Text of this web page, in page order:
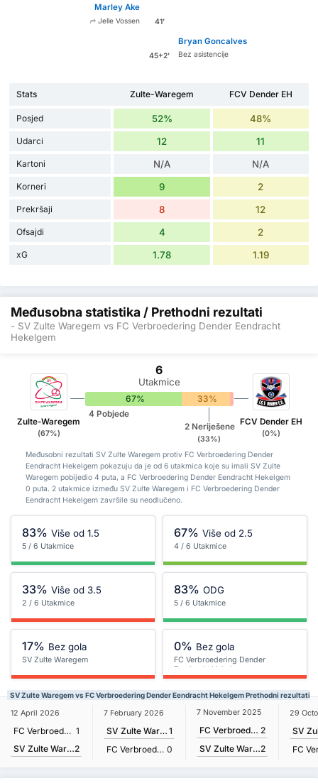
Marley Ake
Jelle Vossen 41'
45+2'
Bryan Goncalves
Bez asistencije
Stats Zulte-Waregem FCV Dender EH
Posjed 52% 48%
Udarci 12 11
Kartoni N/A N/A
Korneri 9 2
Prekršaji 8 12
Ofsajdi 4 2
xG 1.78 1.19
Međusobna statistika / Prethodni rezultati
- SV Zulte Waregem vs FC Verbroedering Dender Eendracht
Hekelgem
Zulte-Waregem
(67%)
6
Utakmice
67% 33% 0%
4 Pobjede
2 Neriješene
(33%)
FCV Dender EH
(0%)
Međusobni rezultati SV Zulte Waregem protiv FC Verbroedering Dender
Eendracht Hekelgem pokazuju da je od 6 utakmica koje su imali SV Zulte
Waregem pobijedio 4 puta, a FC Verbroedering Dender Eendracht Hekelgem
0 puta. 2 utakmice između SV Zulte Waregem i FC Verbroedering Dender
Eendracht Hekelgem završile su neodlučeno.
83% Više od 1.5
5 / 6 Utakmice
67% Više od 2.5
4 / 6 Utakmice
33% Više od 3.5
2 / 6 Utakmice
83% ODG
5 / 6 Utakmice
17% Bez gola
SV Zulte Waregem
0% Bez gola
FC Verbroedering Dender
Eendracht Hekelgem
SV Zulte Waregem vs FC Verbroedering Dender Eendracht Hekelgem Prethodni rezultati
12 April 2026
FC Verbroedering Dender Eendracht Hekelgem 1
SV Zulte Waregem2
7 February 2026
SV Zulte Waregem 1
FC Verbroedering Dender Eendracht Hekelgem 0
7 November 2025
FC Verbroedering Dender Eendracht Hekelgem 2
SV Zulte Waregem2
29